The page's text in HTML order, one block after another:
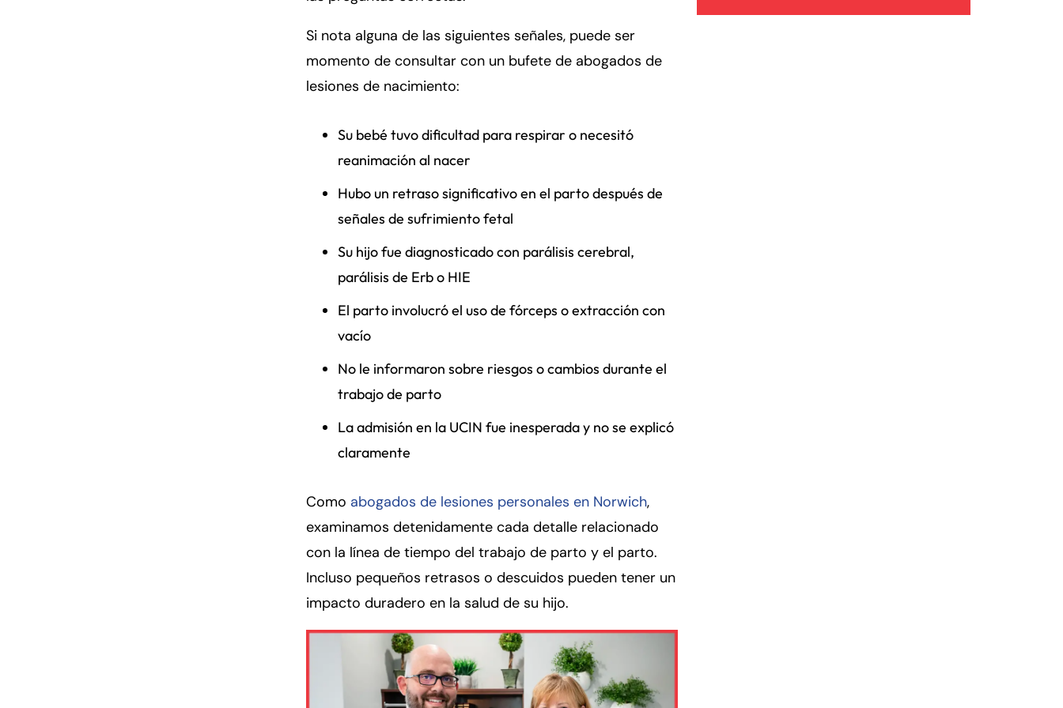
Si nota alguna de las siguientes señales, puede ser
momento de consultar con un bufete de abogados de
lesiones de nacimiento:
Su bebé tuvo dificultad para respirar o necesitó
reanimación al nacer
Hubo un retraso significativo en el parto después de
señales de sufrimiento fetal
Su hijo fue diagnosticado con parálisis cerebral,
parálisis de Erb o HIE
El parto involucró el uso de fórceps o extracción con
vacío
No le informaron sobre riesgos o cambios durante el
trabajo de parto
La admisión en la UCIN fue inesperada y no se explicó
claramente
Como abogados de lesiones personales en Norwich,
examinamos detenidamente cada detalle relacionado
con la línea de tiempo del trabajo de parto y el parto.
Incluso pequeños retrasos o descuidos pueden tener un
impacto duradero en la salud de su hijo.